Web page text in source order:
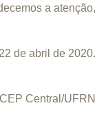
a atenção,
de abril de 2020.
CEP Central/UFRN